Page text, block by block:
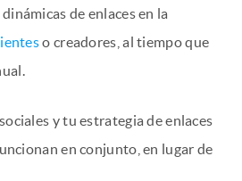
de enlaces en la
o creadores, al tiempo que
y tu estrategia de enlaces
en conjunto, en lugar de